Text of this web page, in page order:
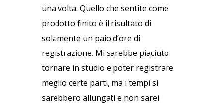
una volta. Quello che sentite come
prodotto finito è il risultato di
solamente un paio d’ore di
registrazione. Mi sarebbe piaciuto
tornare in studio e poter registrare
meglio certe parti, ma i tempi si
sarebbero allungati e non sarei